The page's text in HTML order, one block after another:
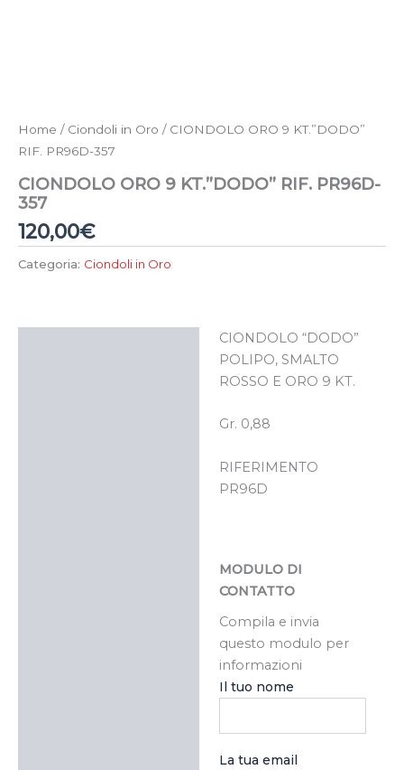
Home / Ciondoli in Oro / CIONDOLO ORO 9 KT.”DODO”
RIF. PR96D-357
CIONDOLO ORO 9 KT.”DODO” RIF. PR96D-
357
120,00€
Categoria: Ciondoli in Oro
CIONDOLO “DODO”
POLIPO, SMALTO
ROSSO E ORO 9 KT.
Gr. 0,88
RIFERIMENTO
PR96D
MODULO DI
CONTATTO
Compila e invia
questo modulo per
informazioni
Il tuo nome
La tua email